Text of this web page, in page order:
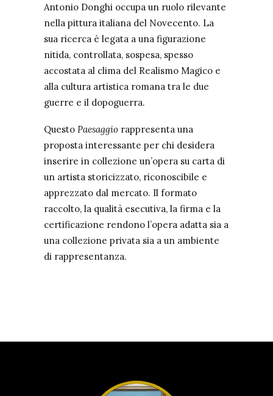
Antonio Donghi occupa un ruolo rilevante
nella pittura italiana del Novecento. La
sua ricerca è legata a una figurazione
nitida, controllata, sospesa, spesso
accostata al clima del Realismo Magico e
alla cultura artistica romana tra le due
guerre e il dopoguerra.
Questo Paesaggio rappresenta una
proposta interessante per chi desidera
inserire in collezione un’opera su carta di
un artista storicizzato, riconoscibile e
apprezzato dal mercato. Il formato
raccolto, la qualità esecutiva, la firma e la
certificazione rendono l’opera adatta sia a
una collezione privata sia a un ambiente
di rappresentanza.